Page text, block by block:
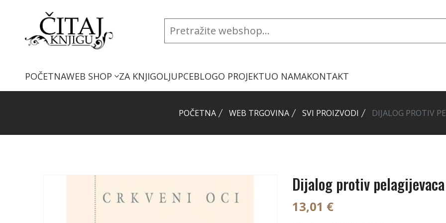
POČETNAWEB SHOP ZA KNJIGOLJUPCEBLOGO PROJEKTUO NAMAKONTAKT
POČETNA WEB TRGOVINA SVI PROIZVODI DIJALOG PROTIV
Dijalog protiv pelagijevaca
13,01 €